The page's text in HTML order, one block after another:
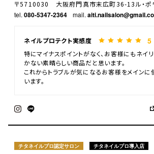
〒5710030 大阪府門真市末広町36-13ル・ポ
tel. 080-5347-2364 mail.
ネイルプロテクト実感度 5
特にマイナスポイントがなく、お客様にもネイリ
かない素晴らしい商品だと思います。
これからトラブルが気になるお客様をメインに
います。
チタネイルプロ認定サロン チタネイルプロ導入店